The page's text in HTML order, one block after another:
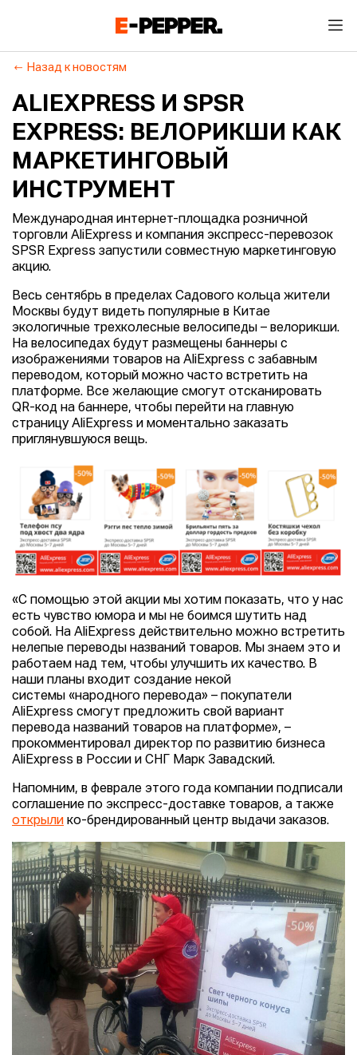
Назад к новостям
ALIEXPRESS И SPSR
EXPRESS: ВЕЛОРИКШИ КАК
МАРКЕТИНГОВЫЙ
ИНСТРУМЕНТ
Международная интернет-площадка розничной
торговли AliExpress и компания экспресс-перевозок
SPSR Express запустили совместную маркетинговую
акцию.
Весь сентябрь в пределах Садового кольца жители
Москвы будут видеть популярные в Китае
экологичные трехколесные велосипеды – велорикши.
На велосипедах будут размещены баннеры с
изображениями товаров на AliExpress с забавным
переводом, который можно часто встретить на
платформе. Все желающие смогут отсканировать
QR-код на баннере, чтобы перейти на главную
страницу AliExpress и моментально заказать
приглянувшуюся вещь.
«С помощью этой акции мы хотим показать, что у нас
есть чувство юмора и мы не боимся шутить над
собой. На AliExpress действительно можно встретить
нелепые переводы названий товаров. Мы знаем это и
работаем над тем, чтобы улучшить их качество. В
наши планы входит создание некой
системы «народного перевода» – покупатели
AliExpress смогут предложить свой вариант
перевода названий товаров на платформе», –
прокомментировал директор по развитию бизнеса
AliExpress в России и СНГ Марк Завадский.
Напомним, в феврале этого года компании подписали
соглашение по экспресс-доставке товаров, а также
открыли ко-брендированный центр выдачи заказов.